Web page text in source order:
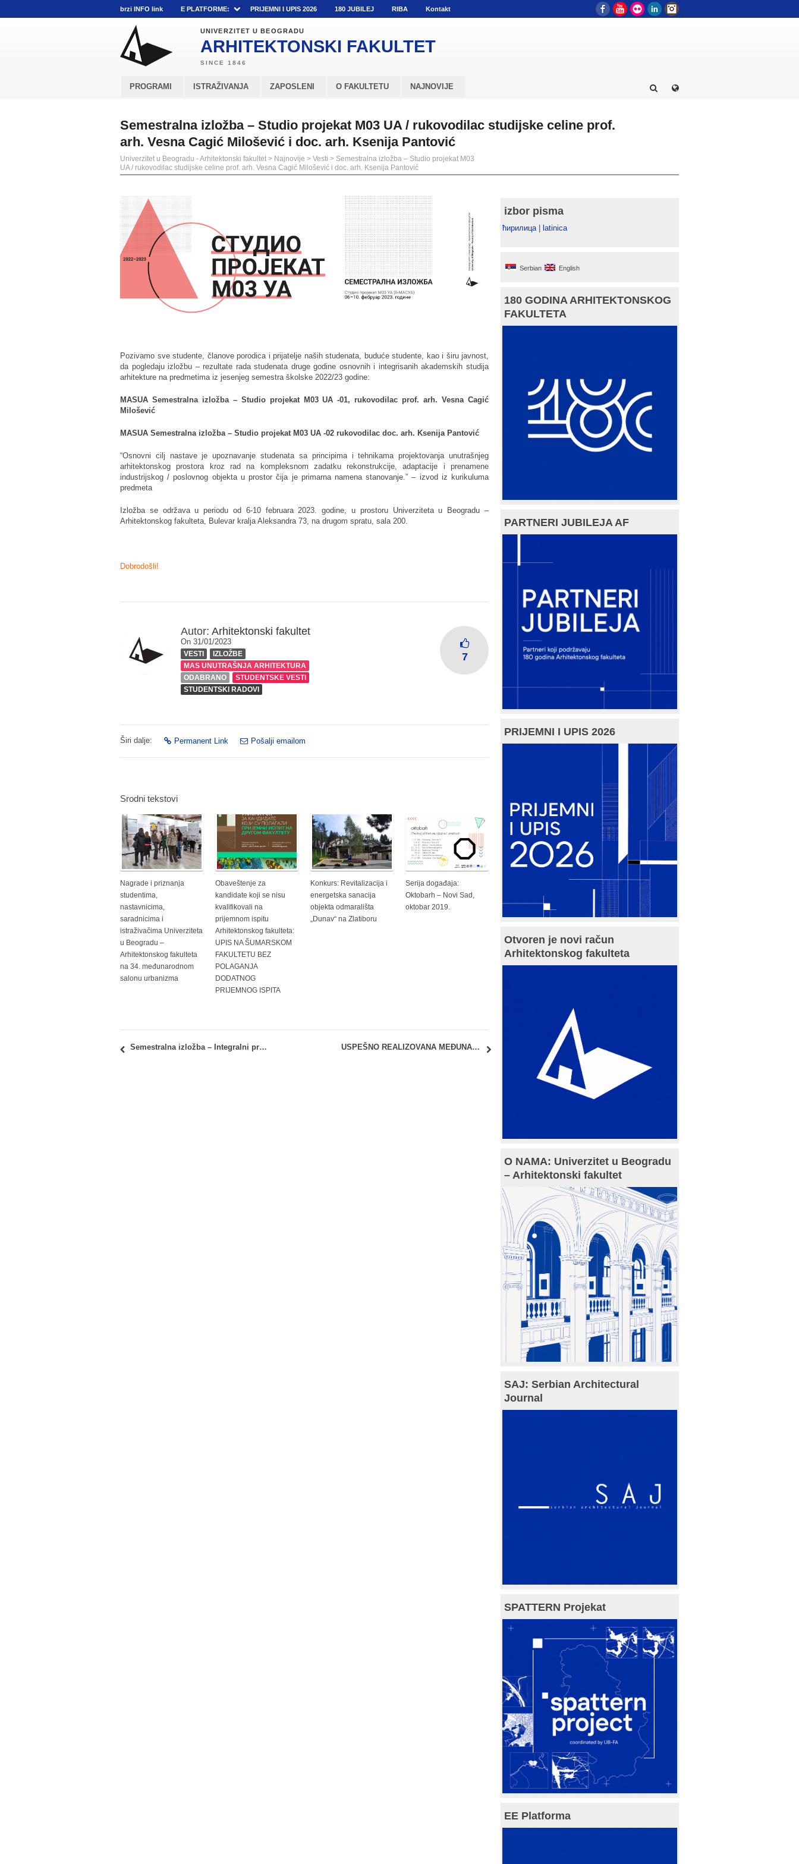
brzi INFO link E PLATFORME: PRIJEMNI I UPIS 2026 180 JUBILEJ RIBA Kontakt FacebookYouTube
Flickr LinkedIn
UNIVERZITET U BEOGRADU
ARHITEKTONSKI FAKULTET
PROGRAMI ISTRAŽIVANJA ZAPOSLENI O FAKULTETU NAJNOVIJE
Semestralna izložba – Studio projekat M03 UA / rukovodilac studijske celine prof.
arh. Vesna Cagić Milošević i doc. arh. Ksenija Pantović
Univerzitet u Beogradu - Arhitektonski fakultet > Najnovije > Vesti > Semestralna izložba – Studio projekat M03
UA / rukovodilac studijske celine prof. arh. Vesna Cagić Milošević i doc. arh. Ksenija Pantović
Pozivamo sve studente, članove porodica i prijatelje naših studenata, buduće studente, kao i širu javnost,
da pogledaju izložbu – rezultate rada studenata druge godine osnovnih i integrisanih akademskih studija
arhitekture na predmetima iz jesenjeg semestra školske 2022/23 godine:
MASUA Semestralna izložba – Studio projekat M03 UA -01, rukovodilac prof. arh. Vesna Cagić
Milošević
MASUA Semestralna izložba – Studio projekat M03 UA -02 rukovodilac doc. arh. Ksenija Pantović
“Osnovni cilj nastave je upoznavanje studenata sa principima i tehnikama projektovanja unutrašnjeg
arhitektonskog prostora kroz rad na kompleksnom zadatku rekonstrukcije, adaptacije i prenamene
industrijskog / poslovnog objekta u prostor čija je primarna namena stanovanje.” – izvod iz kurikuluma
predmeta
Izložba se održava u periodu od 6-10 februara 2023. godine, u prostoru Univerziteta u Beogradu –
Arhitektonskog fakulteta, Bulevar kralja Aleksandra 73, na drugom spratu, sala 200.
Dobrodošli!
Autor: Arhitektonski fakultet
On 31/01/2023
VESTI
IZLOŽBE
MAS UNUTRAŠNJA ARHITEKTURA
ODABRANO
STUDENTSKE VESTI
STUDENTSKI RADOVI
7
Širi dalje: Permanent Link Pošalji emailom
Srodni tekstovi
Nagrade i priznanja
studentima,
nastavnicima,
saradnicima i
istraživačima Univerziteta
u Beogradu –
Arhitektonskog fakulteta
na 34. međunarodnom
salonu urbanizma
Obaveštenje za
kandidate koji se nisu
kvalifikovali na
prijemnom ispitu
Arhitektonskog fakulteta:
UPIS NA ŠUMARSKOM
FAKULTETU BEZ
POLAGANJA
DODATNOG
PRIJEMNOG ISPITA
Konkurs: Revitalizacija i
energetska sanacija
objekta odmarališta
„Dunav“ na Zlatiboru
Serija događaja:
Oktobarh – Novi Sad,
oktobar 2019.
Semestralna izložba – Integralni projekat IP3 / rukovodilac studijske celine v.prof. dr Ksenija Lalović i v.prof. dr Ratka Čolić USPEŠNO REALIZOVANA MEĐUNARODNA KONFERENCIJA „125 GODINA OD ROĐENJA NIKOLE DOBROVIĆA (1897-2022)“
izbor pisma
ћирилица| latinica
Serbian English
180 GODINA ARHITEKTONSKOG
FAKULTETA
PARTNERI JUBILEJA AF
PRIJEMNI I UPIS 2026
Otvoren je novi račun
Arhitektonskog fakulteta
O NAMA: Univerzitet u Beogradu
– Arhitektonski fakultet
SAJ: Serbian Architectural
Journal
SPATTERN Projekat
EE Platforma